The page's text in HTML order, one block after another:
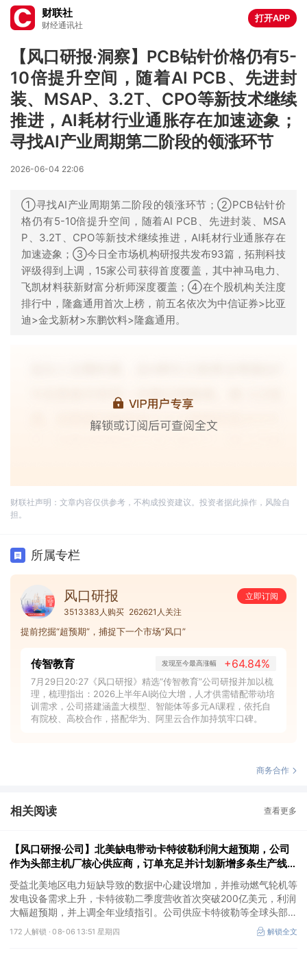
财联社
财经通讯社
打开APP
【风口研报·洞察】PCB钻针价格仍有5-
10倍提升空间，随着AI PCB、先进封
装、MSAP、3.2T、CPO等新技术继续
推进，AI耗材行业通胀存在加速迹象；
寻找AI产业周期第二阶段的领涨环节
2026-06-04 22:06
①寻找AI产业周期第二阶段的领涨环节；②PCB钻针价
格仍有5-10倍提升空间，随着AI PCB、先进封装、MSA
P、3.2T、CPO等新技术继续推进，AI耗材行业通胀存在
加速迹象；③今日全市场机构研报共发布93篇，拓荆科技
评级得到上调，15家公司获得首度覆盖，其中神马电力、
飞凯材料获新财富分析师深度覆盖；④在个股机构关注度
排行中，隆鑫通用首次上榜，前五名依次为中信证券>比亚
迪>金戈新材>东鹏饮料>隆鑫通用。
财联社声明：文章内容仅供参考，不构成投资建议。投资者据此操作，风险自
担。
所属专栏
风口研报
立即订阅
3513383人购买 262621人关注
提前挖掘“超预期”，捕捉下一个市场“风口”
传智教育 发现至今最高涨幅 +64.84%
7月29日20:27《风口研报》精选“传智教育”公司研报并加以梳
理，梳理指出：2026上半年AI岗位大增，人才供需错配带动培
训需求，公司搭建涵盖大模型、智能体等多元AI课程，依托自
有院校、高校合作，搭配华为、阿里云合作加持筑牢口碑。
商务合作
相关阅读 查看更多
【风口研报·公司】北美缺电带动卡特彼勒利润大超预期，公司
作为头部主机厂核心供应商，订单充足并计划新增多条生产线，
有望抢抓算力备电新机
受益北美地区电力短缺导致的数据中心建设增加，并推动燃气轮机等
发电设备需求上升，卡特彼勒二季度营收首次突破200亿美元，利润
大幅超预期，并上调全年业绩指引。公司供应卡特彼勒等全球头部发
动机主机厂，产品订单充足，并计划2026年新增多条生产线，同时
海外泰国工厂建设顺利推进，有望抢抓算力备电新机，打开成长空
172 人解锁 ·08-06 13:51 星期四 解锁全文